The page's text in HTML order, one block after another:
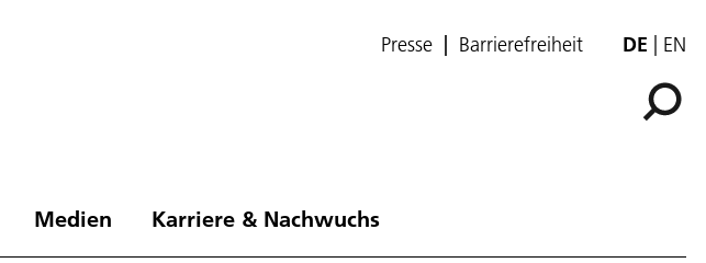
Presse Barrierefreiheit DE EN
Medien Karriere & Nachwuchs